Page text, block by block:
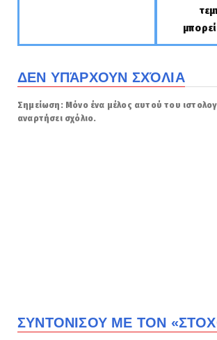
ΔΕΝ ΥΠΆΡΧΟΥΝ ΣΧΌΛΙΑ
Σημείωση: Μόνο ένα μέλος αυτού του
αναρτήσει σχόλιο.
ΣΥΝΤΟΝΙΣΟΥ ΜΕ ΤΟΝ